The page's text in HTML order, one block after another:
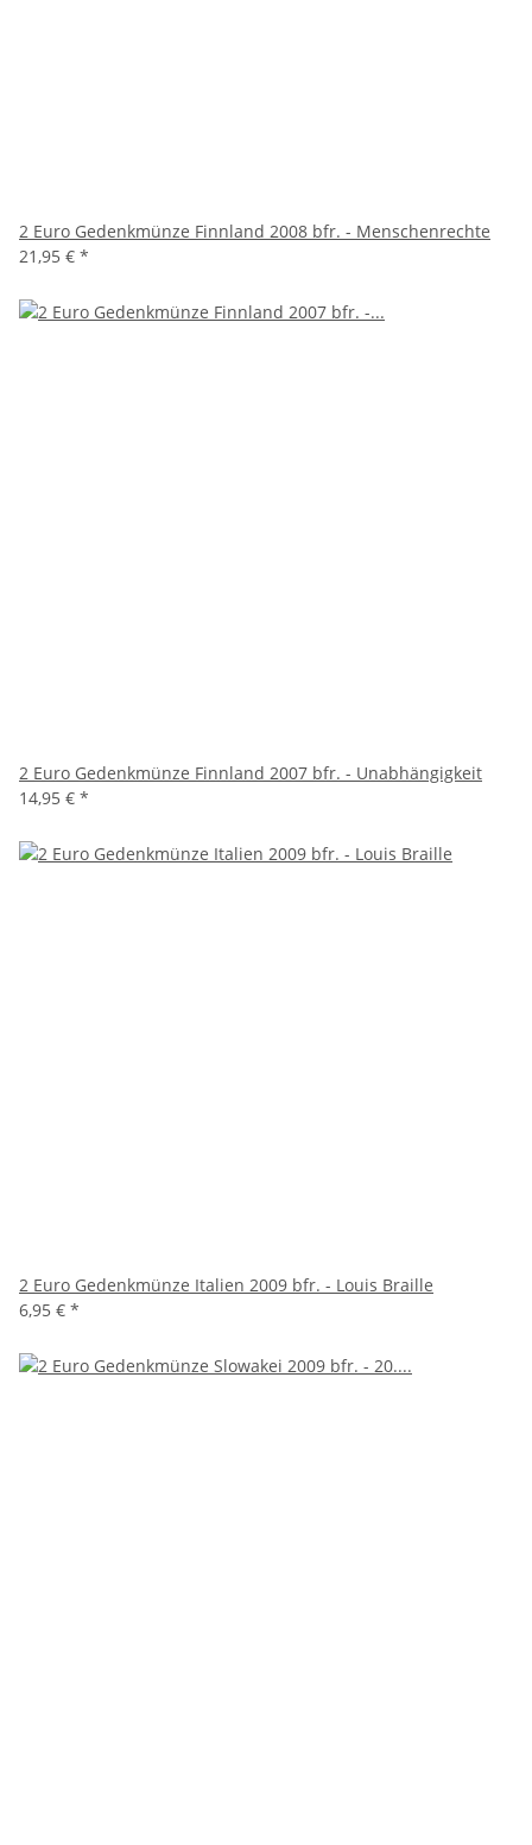
2 Euro Gedenkmünze Finnland 2008 bfr. - Menschenrechte
21,95 € *
2 Euro Gedenkmünze Finnland 2007 bfr. - Unabhängigkeit
14,95 € *
2 Euro Gedenkmünze Italien 2009 bfr. - Louis Braille
6,95 € *